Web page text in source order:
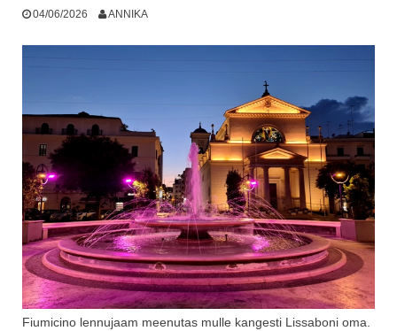
04/06/2026 ANNIKA
Fiumicino lennujaam meenutas mulle kangesti Lissaboni oma.